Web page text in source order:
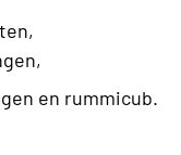
en rummicub.